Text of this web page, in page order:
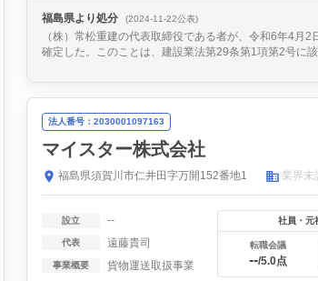
福島県より処分 (2024-11-22公表)
（株）常松重建の代表取締役である者が、令和6年4月
確定した。このことは、建設業法第29条第1項第2号に該
法人番号：2030001097163
マイスター株式会社
福島県須賀川市仁井田字万開152番地1 業界未
設立 --
代表 遠藤貴司
事業概要 貨物運送取扱事業
社員・元
転職会議
--/5.0点